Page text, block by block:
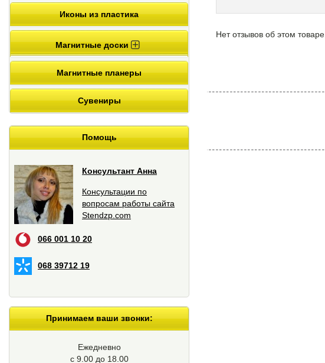
Иконы из пластика
Магнитные доски
Магнитные планеры
Сувениры
Помощь
Консультант Анна
Консультации по
вопросам работы сайта
Stendzp.com
066 001 10 20
068 39712 19
Принимаем ваши звонки:
Ежедневно
с 9.00 до 18.00
Нет отзывов об этом товаре.